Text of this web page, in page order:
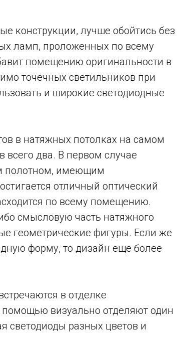
конструкции, лучше обойтись без
ламп, проложенных по всему
помещению оригинальности в
точечных светильников при
и широкие светодиодные
в натяжных потолках на самом
всего два. В первом случае
полотном, имеющим
отличный оптический
по всему помещению.
смысловую часть натяжного
геометрические фигуры. Если же
форму, то дизайн еще более
в отделке
визуально отделяют один
светодиоды разных цветов и